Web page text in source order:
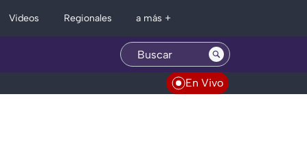
Videos Regionales a más +
En Vivo